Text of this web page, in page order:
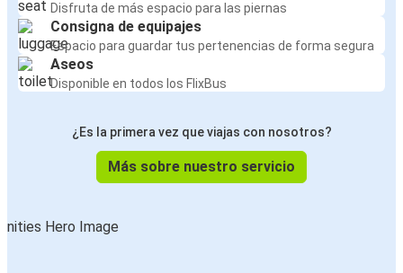
Disfruta de más espacio para las piernas
Consigna de equipajes
Espacio para guardar tus pertenencias de forma segura
Aseos
Disponible en todos los FlixBus
¿Es la primera vez que viajas con nosotros?
Más sobre nuestro servicio